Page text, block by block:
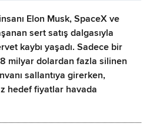
Elon Musk, SpaceX ve
sert satış dalgasıyla
kaybı yaşadı. Sadece bir
milyar dolardan fazla silinen
sallantıya girerken,
hedef fiyatlar havada